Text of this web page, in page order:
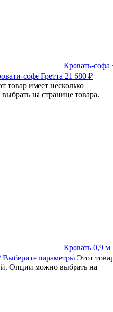
Кровать-софа
софе Гретта 21 680 ₽
товар имеет несколько
на странице товара.
Кровать 0,9 м
Выберите параметры Этот
Опции можно выбрать на